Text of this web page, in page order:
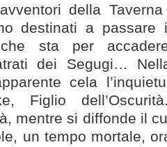
della
destinati a passare
sta per
dei Segugi…
cela
Figlio
mentre si diffonde il
un tempo mortale,